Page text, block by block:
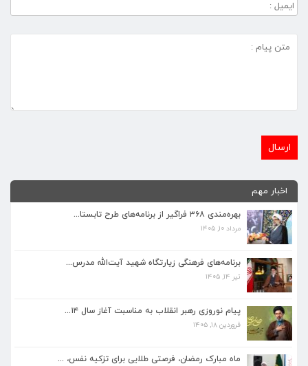
اخبار مهم
بهره‌مندی ۳۶۸ فراگیر از برنامه‌های طرح تابستا...
مرداد ۱۰, ۱۴۰۵
برنامه‌های فرهنگی زیارتگاه شهید آیت‌الله مدرس...
تیر ۱۴, ۱۴۰۵
پیام نوروزی رهبر انقلاب به مناسبت آغاز سال ۱۴...
فروردین ۱۸, ۱۴۰۵
ماه مبارک رمضان، فرصتی طلایی برای تزکیه نفس، ...
برنامه‌های فرهنگی زیارتگاه شهید آیت‌الله مدرس...
پیام نوروزی رهبر انقلاب به مناسبت آغاز سال ۱۴...
ماه مبارک رمضان، فرصتی طلایی برای تزکیه نفس، ...
اسفند ۵, ۱۴۰۴